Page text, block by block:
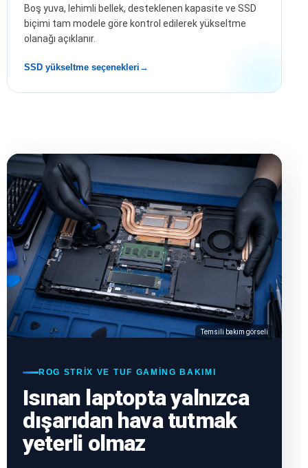
Boş yuva, lehimli bellek, desteklenen kapasite ve SSD
biçimi tam modele göre kontrol edilerek yükseltme
olanağı açıklanır.
SSD yükseltme seçenekleri
Temsili bakım görseli
ROG STRIX VE TUF GAMING BAKIMI
Isınan laptopta yalnızca
dışarıdan hava tutmak
yeterli olmaz